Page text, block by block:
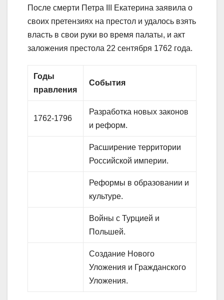
После смерти Петра III Екатерина заявила о
своих претензиях на престол и удалось взять
власть в свои руки во время палаты, и акт
заложения престола 22 сентября 1762 года.
Годы
правления
События
1762-1796
Разработка новых законов
и реформ.
Расширение территории
Российской империи.
Реформы в образовании и
культуре.
Войны с Турцией и
Польшей.
Создание Нового
Уложения и Гражданского
Уложения.